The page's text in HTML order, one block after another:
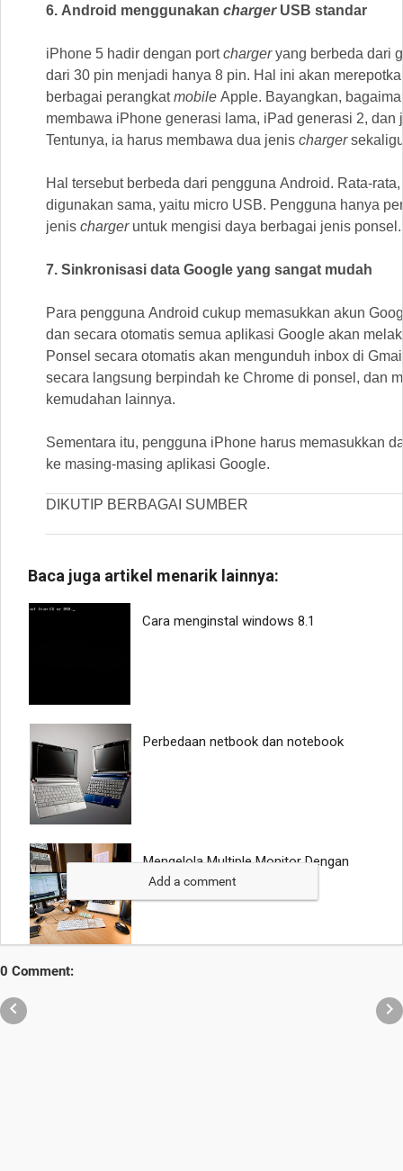
6. Android menggunakan chargerUSB standar
iPhone 5 hadir dengan portchargeryang berbeda dari
dari 30 pin menjadi hanya 8 pin. Hal ini akan
berbagai perangkatmobile Apple. Bayangkan,
membawa iPhone generasi lama, iPad generasi 2, dan
Tentunya, ia harus membawa dua jenis charger
Hal tersebut berbeda dari pengguna Android. Rata-
digunakan sama, yaitu micro USB. Pengguna hanya
jenis chargeruntuk mengisi daya berbagai jenis ponsel.
7. Sinkronisasi data Google yang sangat mudah
Para pengguna Android cukup memasukkan akun
dan secara otomatis semua aplikasi Google akan
Ponsel secara otomatis akan mengunduh inbox di
secara langsung berpindah ke Chrome di ponsel, dan
kemudahan lainnya.
Sementara itu, pengguna iPhone harus memasukkan
ke masing-masing aplikasi Google.
DIKUTIP BERBAGAI SUMBER
Add a comment
0 Comment:
 